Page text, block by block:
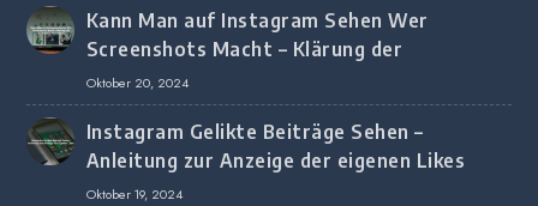
Kann Man auf Instagram Sehen Wer
Screenshots Macht – Klärung der
Screenshot-Erkennung
Oktober 20, 2024
Instagram Gelikte Beiträge Sehen –
Anleitung zur Anzeige der eigenen Likes
Oktober 19, 2024